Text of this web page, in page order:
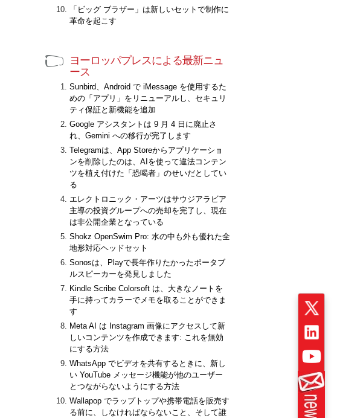
「ビッグ ブラザー」は新しいセットで制作に
革命を起こす
ヨーロッパプレスによる最新ニュ
ース
Sunbird、Android で iMessage を使用するた
めの「アプリ」をリニューアルし、セキュリ
ティ保証と新機能を追加
Google アシスタントは 9 月 4 日に廃止さ
れ、Gemini への移行が完了します
Telegramは、App Storeからアプリケーショ
ンを削除したのは、AIを使って違法コンテン
ツを植え付けた「恐喝者」のせいだとしてい
る
エレクトロニック・アーツはサウジアラビア
主導の投資グループへの売却を完了し、現在
は非公開企業となっている
Shokz OpenSwim Pro: 水の中も外も優れた全
地形対応ヘッドセット
Sonosは、Playで長年作りたかったポータブ
ルスピーカーを発見しました
Kindle Scribe Colorsoft は、大きなノートを
手に持ってカラーでメモを取ることができま
す
Meta AI は Instagram 画像にアクセスして新
しいコンテンツを作成できます: これを無効
にする方法
WhatsApp でビデオを共有するときに、新し
い YouTube メッセージ機能が他のユーザー
とつながらないようにする方法
Wallapop でラップトップや携帯電話を販売す
る前に、しなければならないこと、そして誰